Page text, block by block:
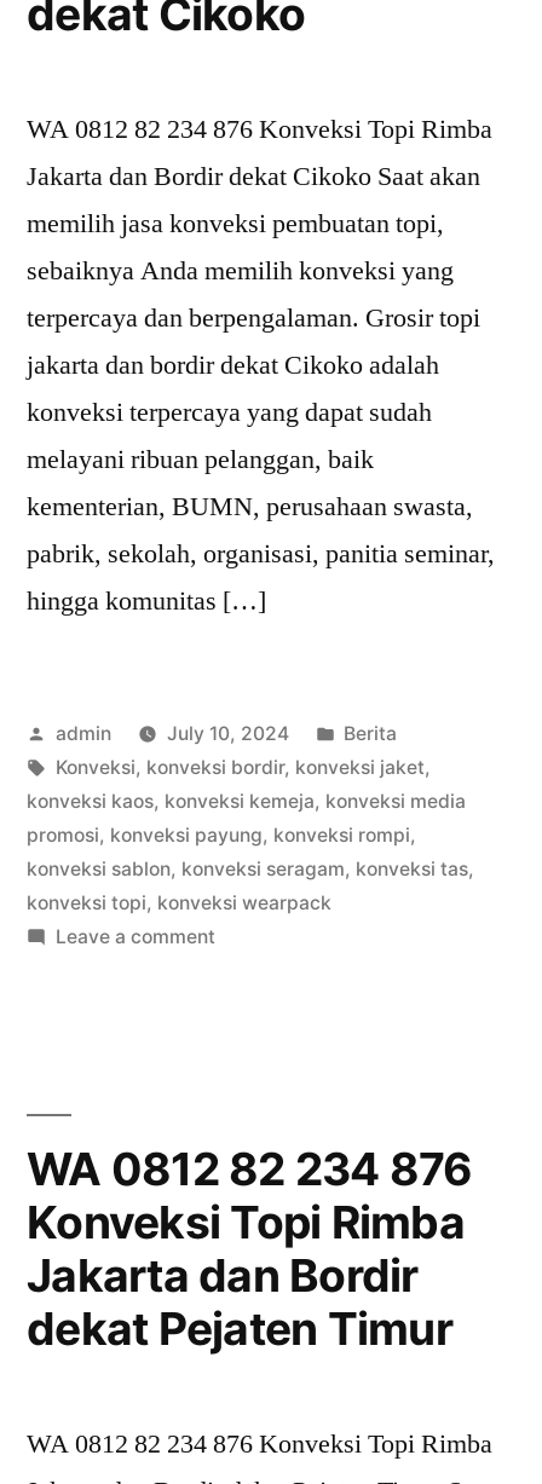
dekat
dekat Cikoko
WA 0812 82 234 876 Konveksi Topi Rimba
Jakarta dan Bordir dekat Cikoko Saat akan
memilih jasa konveksi pembuatan topi,
sebaiknya Anda memilih konveksi yang
terpercaya dan berpengalaman. Grosir topi
jakarta dan bordir dekat Cikoko adalah
konveksi terpercaya yang dapat sudah
melayani ribuan pelanggan, baik
kementerian, BUMN, perusahaan swasta,
pabrik, sekolah, organisasi, panitia seminar,
hingga komunitas […]
Posted
by
admin July 10, 2024
Posted
in
Berita
Tags:
Konveksi, konveksi bordir, konveksi jaket,
konveksi kaos, konveksi kemeja, konveksi media
promosi, konveksi payung, konveksi rompi,
konveksi sablon, konveksi seragam, konveksi tas,
konveksi topi, konveksi wearpack
Leave a commenton
Topi
Rimba
Jakarta
dan
Bordir
dekat
WA 0812 82 234 876
Konveksi Topi Rimba
Jakarta dan Bordir
dekat Pejaten Timur
WA 0812 82 234 876 Konveksi Topi Rimba